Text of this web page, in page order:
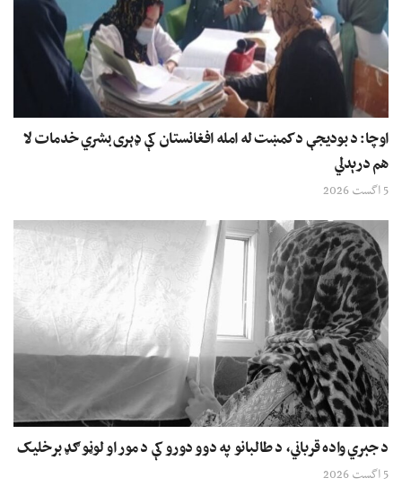
اوچا: د بودیجې د کمښت له امله افغانستان کې ډېری بشري خدمات لا
هم درېدلي
5 اگست 2026
د جبري واده قرباني، د طالبانو په دوو دورو کې د مور او لوڼو ګډ برخلیک
5 اگست 2026